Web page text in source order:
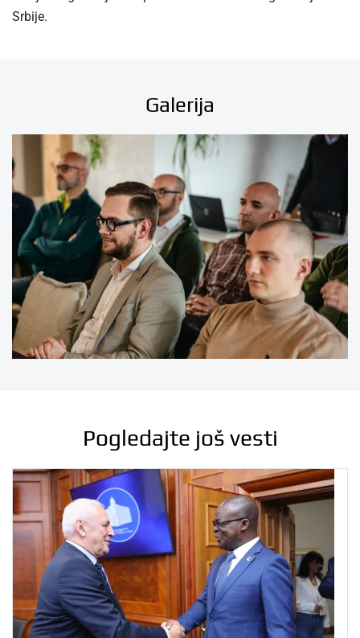
Srbije.
Galerija
Pogledajte još vesti